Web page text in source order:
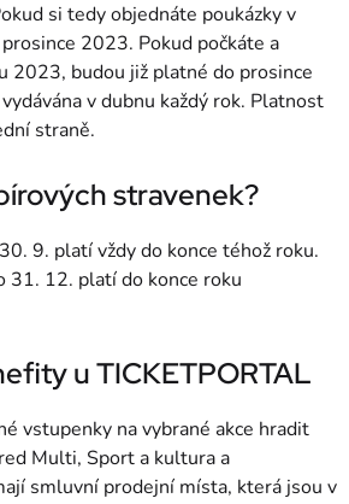
si tedy objednáte poukázky v
2023. Pokud počkáte a
2023, budou již platné do prosince
v dubnu každý rok. Platnost
straně.
stravenek?
9. platí vždy do konce téhož roku.
31. 12. platí do konce roku
u TICKETPORTAL
vstupenky na vybrané akce hradit
Multi, Sport a kultura a
smluvní prodejní místa, která jsou v